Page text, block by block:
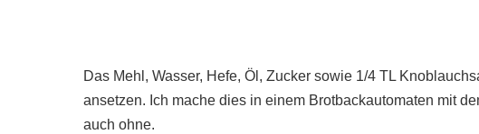
Das Mehl, Wasser, Hefe, Öl, Zucker sowie 1/4 TL
ansetzen. Ich mache dies in einem Brotbackautomaten mit
auch ohne.